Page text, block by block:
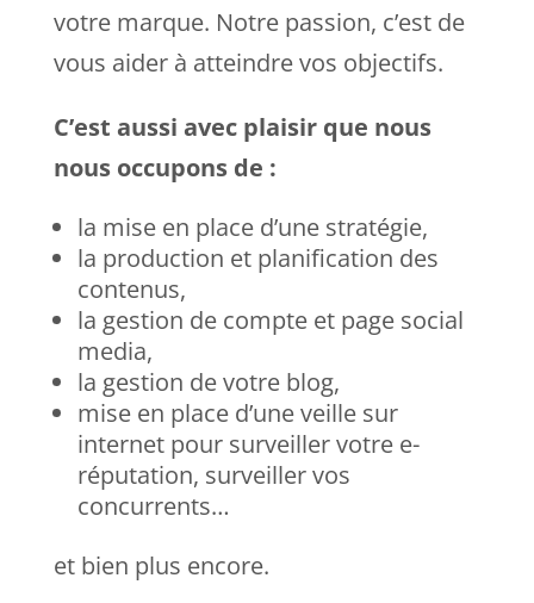
votre marque. Notre passion, c’est de
vous aider à atteindre vos objectifs.
C’est aussi avec plaisir que nous
nous occupons de :
la mise en place d’une stratégie,
la production et planification des
contenus,
la gestion de compte et page social
media,
la gestion de votre blog,
mise en place d’une veille sur
internet pour surveiller votre e-
réputation, surveiller vos
concurrents…
et bien plus encore.